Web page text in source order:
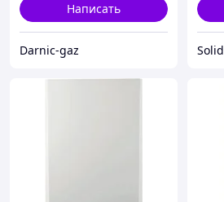
Написать
Darnic-gaz